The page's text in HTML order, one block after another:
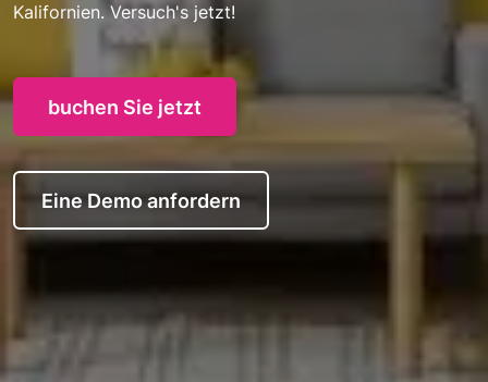
Kalifornien. Versuch's jetzt!
buchen Sie jetzt
Eine Demo anfordern